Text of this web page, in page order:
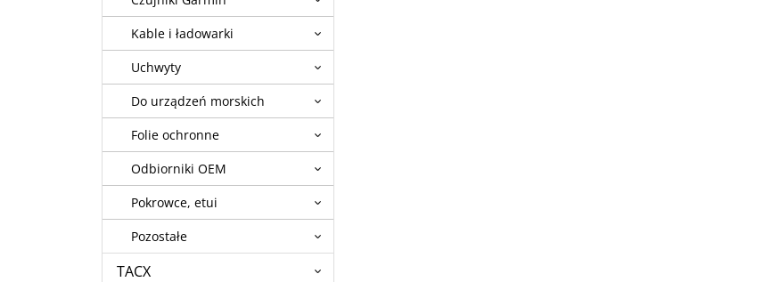
Kable i ładowarki
Uchwyty
Do urządzeń morskich
Folie ochronne
Odbiorniki OEM
Pokrowce, etui
Pozostałe
TACX